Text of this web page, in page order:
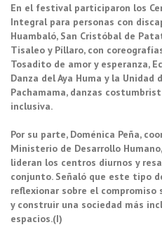
En el festival participaron los
Integral para personas con
Huambaló, San Cristóbal de
Tisaleo y Píllaro, con
Tosadito de amor y esperanza,
Danza del Aya Huma y la Unidad
Pachamama, danzas
inclusiva.
Por su parte, Doménica Peña,
Ministerio de Desarrollo
lideran los centros diurnos y
conjunto. Señaló que este tipo
reflexionar sobre el
y construir una sociedad más
espacios.(I)